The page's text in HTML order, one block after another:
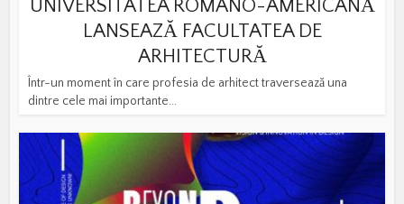
UNIVERSITATEA ROMÂNO-AMERICANĂ
LANSEAZĂ FACULTATEA DE
ARHITECTURĂ
Într-un moment în care profesia de arhitect traversează una
dintre cele mai importante...